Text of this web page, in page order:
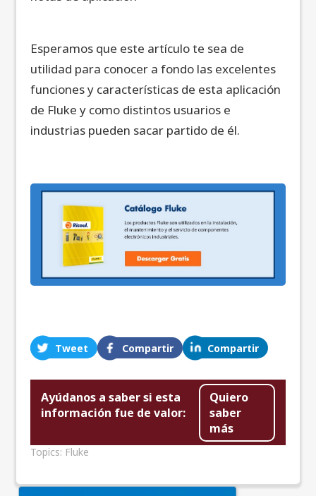
Esperamos que este artículo te sea de
utilidad para conocer a fondo las excelentes
funciones y características de esta aplicación
de Fluke y como distintos usuarios e
industrias pueden sacar partido de él.
Tweet Compartir Compartir
Ayúdanos a saber si esta
información fue de valor:
Quiero
saber
más
Topics: Fluke